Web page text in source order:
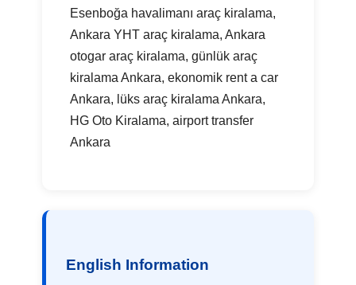
Esenboğa havalimanı araç kiralama,
Ankara YHT araç kiralama, Ankara
otogar araç kiralama, günlük araç
kiralama Ankara, ekonomik rent a car
Ankara, lüks araç kiralama Ankara,
HG Oto Kiralama, airport transfer
Ankara
English Information